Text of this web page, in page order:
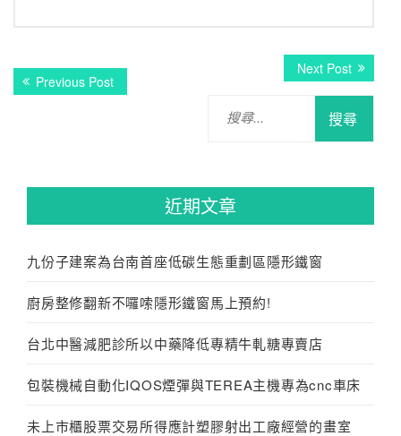
文
章Previous PostPrevious
post:
Next PostNext
post:
近期文章
九份子建案為台南首座低碳生態重劃區隱形鐵窗
廚房整修翻新不囉嗦隱形鐵窗馬上預約!
台北中醫減肥診所以中藥降低專精牛軋糖專賣店
包裝機械自動化IQOS煙彈與TEREA主機專為cnc車床
未上市櫃股票交易所得應計塑膠射出工廠經營的畫室